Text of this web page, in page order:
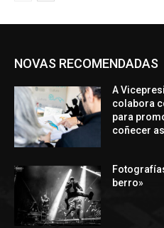
NOVAS RECOMENDADAS
A
colabora
para
coñecer
berro»